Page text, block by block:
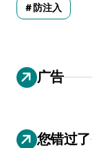
防注入
广告
您错过了